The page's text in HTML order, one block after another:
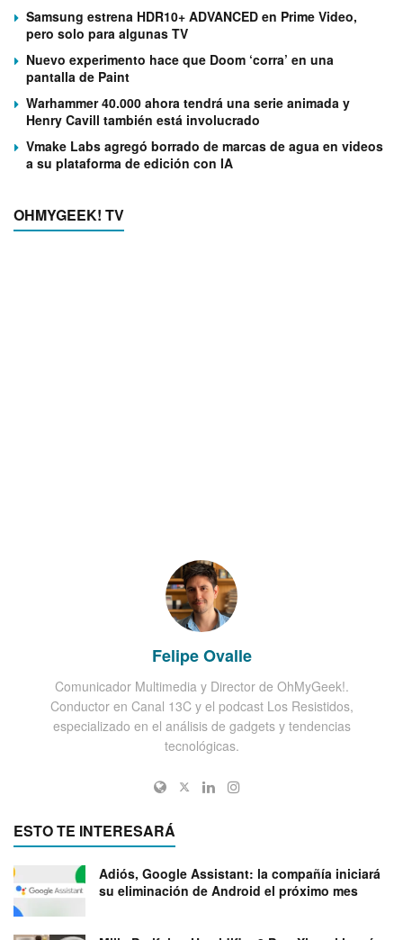
Samsung estrena HDR10+ ADVANCED en Prime Video,
pero solo para algunas TV
Nuevo experimento hace que Doom ‘corra’ en una
pantalla de Paint
Warhammer 40.000 ahora tendrá una serie animada y
Henry Cavill también está involucrado
Vmake Labs agregó borrado de marcas de agua en videos
a su plataforma de edición con IA
OHMYGEEK! TV
Felipe Ovalle
Comunicador Multimedia y Director de OhMyGeek!.
Conductor en Canal 13C y el podcast Los Resistidos,
especializado en el análisis de gadgets y tendencias
tecnológicas.
ESTO TE INTERESARÁ
Adiós, Google Assistant: la compañía iniciará
su eliminación de Android el próximo mes